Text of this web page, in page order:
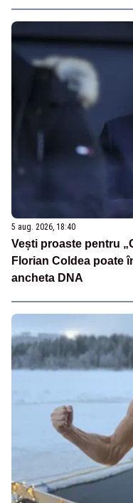
5 aug. 2026, 18:40
Vești proaste pentru
Florian Coldea poate
ancheta DNA